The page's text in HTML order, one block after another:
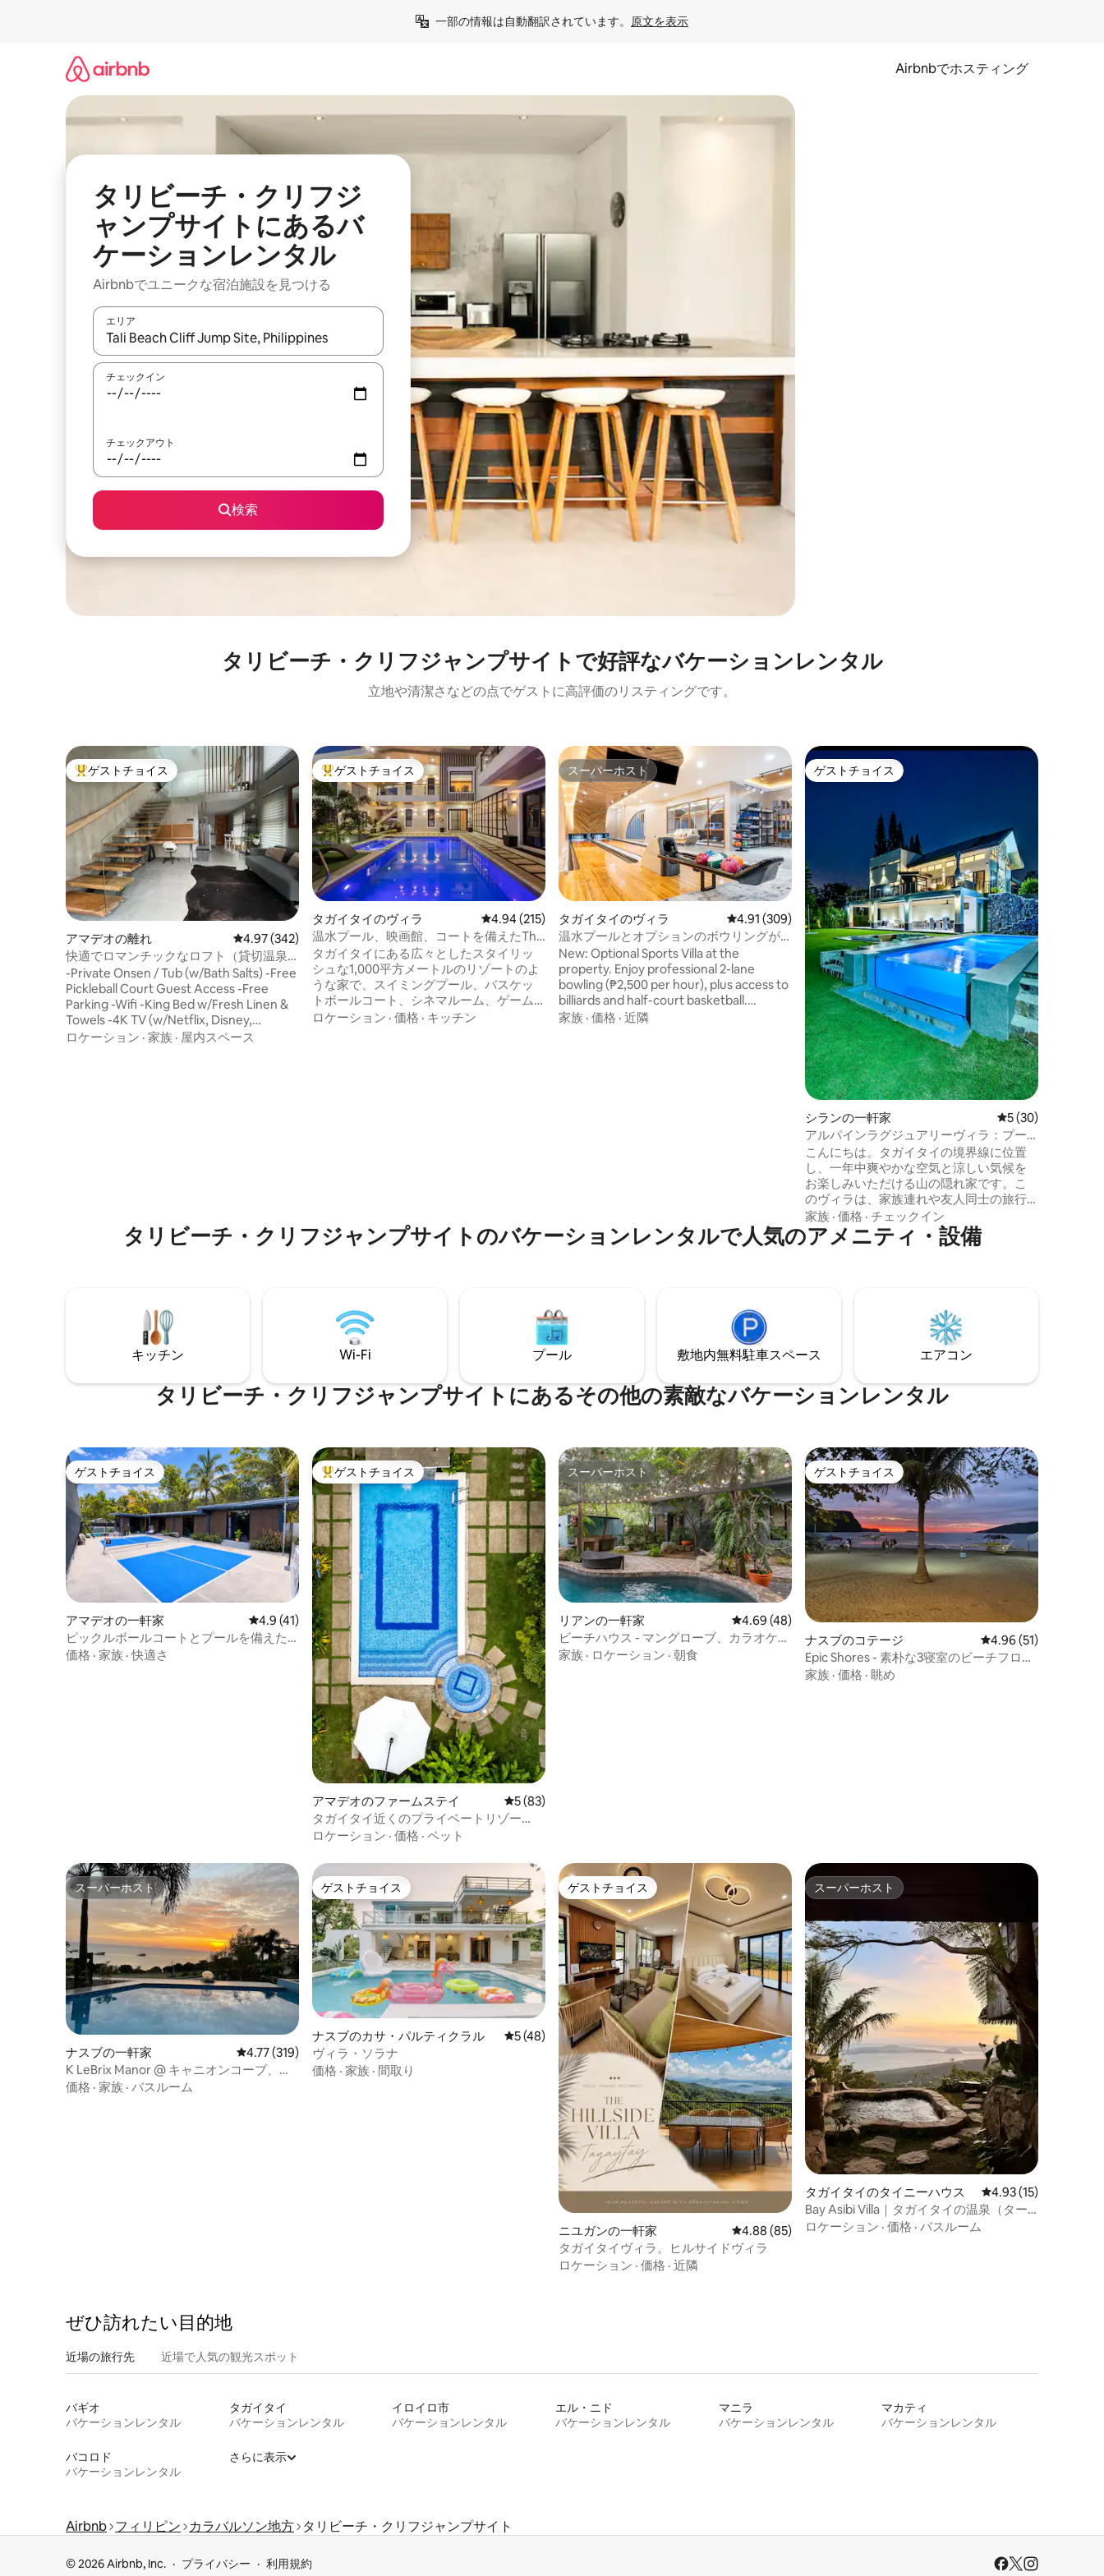
一部の情報は自動翻訳されています。 原文を表示
Airbnbでホスティング
タリビーチ・クリフジ
ャンプサイトにあるバ
ケーションレンタル
Airbnbでユニークな宿泊施設を見つける
エリア
検索結果が表示されたら、上下の矢印キーを使って移動するか、画面をタッチまたはスワイプして検索結果を確認することができます。
チェックイン
チェックアウト
検索
タリビーチ・クリフジャンプサイトで好評なバケーションレンタル
立地や清潔さなどの点でゲストに高評価のリスティングです。
大好評のゲストチョイスです。
ゲストチョイス
アマデオの離れ レビュー342件、5つ星中4.97つ星の平均評価
4.97 (342)
快適でロマンチックなロフト（貸切温泉
付き）
-Private Onsen / Tub (w/Bath Salts) -Free
Pickleball Court Guest Access -Free
Parking -Wifi -King Bed w/Fresh Linen &
Towels -4K TV (w/Netflix, Disney,
Amazon) -Fully AC -Working Table
ロケーション · 家族 · 屋内スペース
大好評のゲストチョイスです。
ゲストチョイス
タガイタイのヴィラ レビュー215件、5つ星中4.94つ星の平均評価
4.94 (215)
温水プール、映画館、コートを備えたThe
Suite Life 2.0
タガイタイにある広々としたスタイリッ
シュな1,000平方メートルのリゾートのよ
うな家で、スイミングプール、バスケッ
トボールコート、シネマルーム、ゲーム
ルーム、ビデオケなどのアメニティを備
ロケーション · 価格 · キッチン
スーパーホスト
スーパーホスト
タガイタイのヴィラ レビュー309件、5つ星中4.91つ星の平均評価
4.91 (309)
温水プールとオプションのボウリングが
楽しめるキャノピー
New: Optional Sports Villa at the
property. Enjoy professional 2-lane
bowling (₱2,500 per hour), plus access to
billiards and half-court basketball.
Bowling rate already includes shoe rental
家族 · 価格 · 近隣
ゲストチョイス
ゲストチョイス
シランの一軒家 レビュー30件、5
5 (30)
アルパインラグジュアリーヴィラ：プー
ルとゲームが楽しめるラグジュアリーな
滞在
こんにちは。タガイタイの境界線に位置
し、一年中爽やかな空気と涼しい気候を
お楽しみいただける山の隠れ家です。こ
のヴィラは、家族連れや友人同士の旅行
者、そして快適な空間とちょっとした冒
険を求める人々のために、愛情を込めて
建てられました。ヴィラにはプール、ピ
過ごし、沈んだラウンジとファイヤーピ
ットエリアで真につながるときです。次
回はあなたをお迎えできることを願って
います。ご自宅にいるかのようにおくつ
家族 · 価格 · チェックイン
タリビーチ・クリフジャンプサイトのバケーションレンタルで人気のアメニティ・設備
キッチン Wi-Fi プール 敷地内無料駐⁠車ス⁠ペ⁠ー⁠ス エアコン
タリビーチ・クリフジャンプサイトにあるその他の素敵なバケーションレンタル
ゲストチョイス
ゲストチョイス
アマデオの一軒家 レビュー41件、5つ星中4.9つ星の平均評価
4.9 (41)
ピックルボールコートとプールを備えた
ピックルハウス
価格 · 家族 ·快適さ
大好評のゲストチョイスです。
ゲストチョイス
アマデオのファームステイ レビュー83件、5つ星中5つ星の平均評価
5 (83)
タガイタイ近くのプライベートリゾー
ト、プール、温水ジャグジー
ロケーション · 価格 · ペット
スーパーホスト
スーパーホスト
リアンの一軒家 レビュー48件、5つ星中4.69つ星の平均評価
4.69 (48)
ビーチハウス - マングローブ、カラオケ、
ウェルカムドリンク
家族 · ロケーション · 朝食
ゲストチョイス
ゲストチョイス
ナスブのコテージ レビュー51件、5つ
4.96 (51)
Epic Shores - 素朴な3寝室のビーチフロン
ト
家族 · 価格 · 眺め
スーパーホスト
スーパーホスト
ナスブの一軒家 レビュー319件、5つ星中4.77つ星の平均評価
4.77 (319)
K LeBrix Manor @ キャニオンコーブ、ナ
スグブ、バタンガス
価格 · 家族 · バスルーム
ゲストチョイス
ゲストチョイス
ナスブのカサ・パルティクラル レビュー48件、5つ星中5つ星の平均評価
5 (48)
ヴィラ・ソラナ
価格 · 家族 · 間取り
ゲストチョイス
ゲストチョイス
ニユガンの一軒家 レビュー85件、5つ星中4.88つ星の平均評価
4.88 (85)
タガイタイヴィラ。ヒルサイドヴィラ
ロケーション · 価格 · 近隣
スーパーホスト
スーパーホスト
タガイタイのタイニーハウス レビュー15件、5つ
4.93 (15)
Bay Asibi Villa｜タガイタイの温泉（ター
ル湖の眺望）
ロケーション · 価格 · バスルーム
ぜひ訪⁠れ⁠た⁠い目⁠的⁠地
近場の旅行先 近場で人気の観光スポット
バギオ
バケーションレンタル
タガイタイ
バケーションレンタル
イロイロ市
バケーションレンタル
エル・ニド
バケーションレンタル
マニラ
バケーションレンタル
マカティ
バケーションレンタル
バコロド
バケーションレンタル
さらに表示
Airbnb フィリピン カラバルソン地方 タリビーチ・クリフジャンプサイト
© 2026 Airbnb, Inc. プライバシー 利用規約